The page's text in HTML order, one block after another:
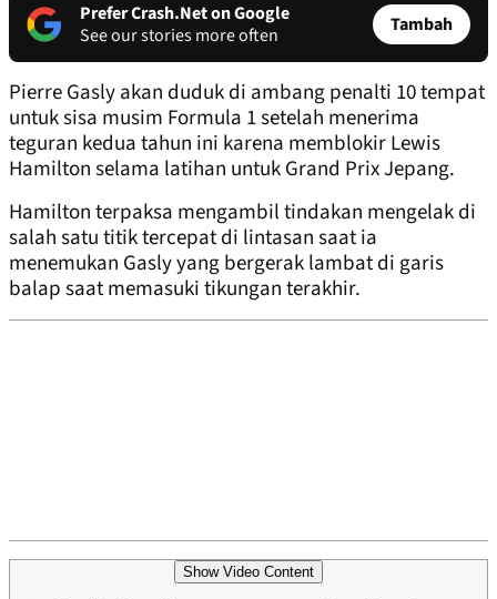
Prefer Crash.Net on Google
See our stories more often
Tambah
Pierre Gasly akan duduk di ambang penalti 10 tempat
untuk sisa musim Formula 1 setelah menerima
teguran kedua tahun ini karena memblokir Lewis
Hamilton selama latihan untuk Grand Prix Jepang.
Hamilton terpaksa mengambil tindakan mengelak di
salah satu titik tercepat di lintasan saat ia
menemukan Gasly yang bergerak lambat di garis
balap saat memasuki tikungan terakhir.
Show Video Content